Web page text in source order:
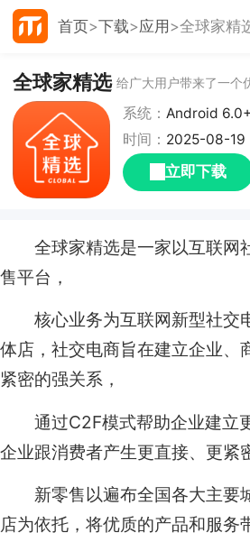
首页 下载 应用 全球家精
全球家精选 给广大用户带来了一个
系统：Android 6.0+
时间： 2025-08-19
立即下载
全球家精选是一家以互联网
售平台，
核心业务为互联网新型社交
体店，社交电商旨在建立企业、
紧密的强关系，
通过C2F模式帮助企业建立
企业跟消费者产生更直接、更紧
新零售以遍布全国各大主要
店为依托，将优质的产品和服务